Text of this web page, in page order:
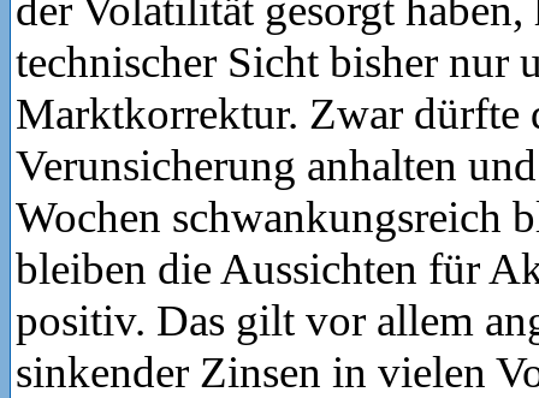
technischer Sicht bisher nur
Marktkorrektur. Zwar dürfte
Verunsicherung anhalten
Wochen schwankungsreich
bleiben die Aussichten für
positiv. Das gilt vor allem
sinkender Zinsen in vielen